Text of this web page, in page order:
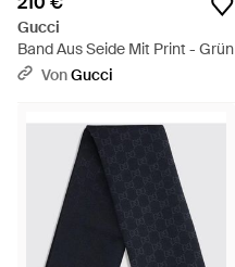
Gucci
Band Aus Seide Mit Print - Grün
VonGucci